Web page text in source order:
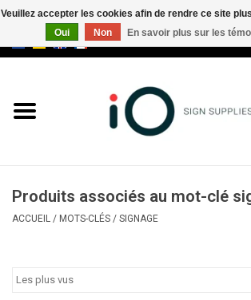
Marques
Appelez-nous au +32 3 353 67
Produits associés au mot-clé
ACCUEIL / MOTS-CLÉS / SIGNAGE
Veuillez accepter les cookies afin de rendre ce site
Oui
Non En savoir plus sur les